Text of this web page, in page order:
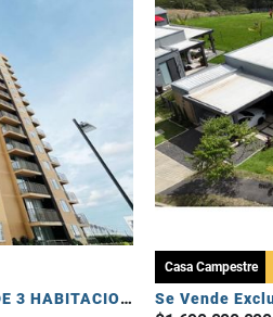
SE ARRIENDA APARTAMENTO DE 3 HABITACIONES - AV 19 NORTE
Casa Campestre